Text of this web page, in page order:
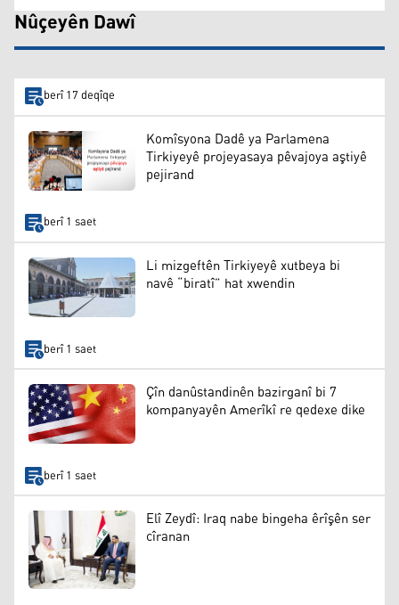
Nûçeyên Dawî
berî 17 deqîqe
Komîsyona Dadê ya Parlamena
Tirkiyeyê projeyasaya pêvajoya aştiyê
pejirand
berî 1 saet
Li mizgeftên Tirkiyeyê xutbeya bi
navê “biratî” hat xwendin
berî 1 saet
Çîn danûstandinên bazirganî bi 7
kompanyayên Amerîkî re qedexe dike
berî 1 saet
Elî Zeydî: Iraq nabe bingeha êrîşên ser
cîranan